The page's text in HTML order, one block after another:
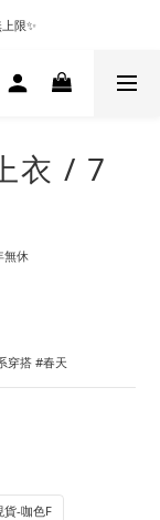
限✨
衣 / 7
無休
穿搭 #春天
貨-咖色F